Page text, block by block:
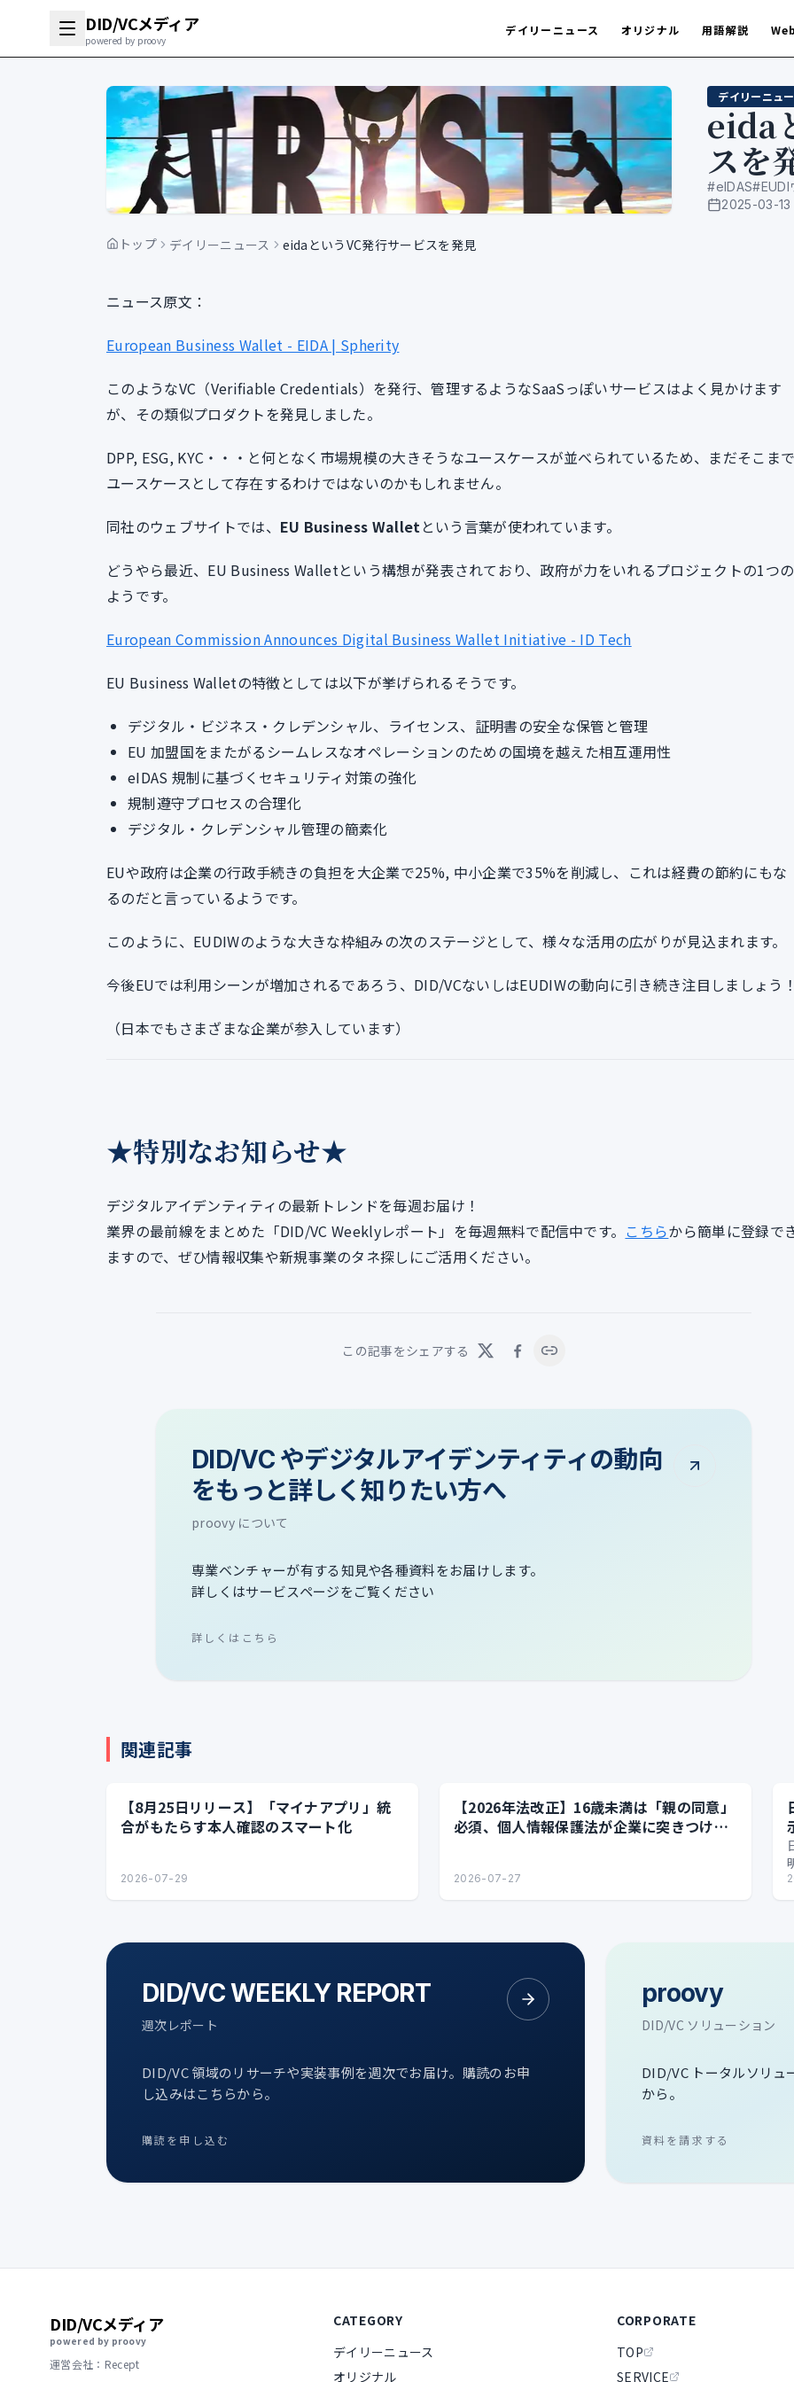
DID/VCメディア
powered by proovy
デイリーニュース オリジナル 用語解説
デイリーニュ
eida
スを
#eIDAS#EUDI
公開日
2025-03-13
トップ デイリーニュース eidaというVC発行サービスを発見
ニュース原文：
European Business Wallet - EIDA | Spherity
このようなVC（Verifiable Credentials）を発行、管理するようなSaaSっぽいサービスはよく見かけます
が、その類似プロダクトを発見しました。
DPP, ESG, KYC・・・と何となく市場規模の大きそうなユースケースが並べられているため、まだそこま
ユースケースとして存在するわけではないのかもしれません。
同社のウェブサイトでは、 EU Business Walletという言葉が使われています。
どうやら最近、EU Business Walletという構想が発表されており、政府が力をいれるプロジェクトの1つの
ようです。
European Commission Announces Digital Business Wallet Initiative - ID Tech
EU Business Walletの特徴としては以下が挙げられるそうです。
デジタル・ビジネス・クレデンシャル、ライセンス、証明書の安全な保管と管理
EU 加盟国をまたがるシームレスなオペレーションのための国境を越えた相互運用性
eIDAS 規制に基づくセキュリティ対策の強化
規制遵守プロセスの合理化
デジタル・クレデンシャル管理の簡素化
EUや政府は企業の行政手続きの負担を大企業で25%, 中小企業で35%を削減し、これは経費の節約にもな
るのだと言っているようです。
このように、EUDIWのような大きな枠組みの次のステージとして、様々な活用の広がりが見込まれます。
今後EUでは利用シーンが増加されるであろう、DID/VCないしはEUDIWの動向に引き続き注目しましょう
（日本でもさまざまな企業が参入しています）
★特別なお知らせ★
デジタルアイデンティティの最新トレンドを毎週お届け！
業界の最前線をまとめた「DID/VC Weeklyレポート」を毎週無料で配信中です。 こちらから簡単に登録で
ますので、ぜひ情報収集や新規事業のタネ探しにご活用ください。
この記事をシェアする
DID/VC やデジタルアイデンティティの動向
をもっと詳しく知りたい方へ
proovy について
専業ベンチャーが有する知見や各種資料をお届けします。
詳しくはサービスページをご覧ください
詳しくはこちら
関連記事
【8月25日リリース】「マイナアプリ」統
合がもたらす本人確認のスマート化
2026-07-29
【2026年法改正】16歳未満は「親の同意」
必須、個人情報保護法が企業に突きつける
2026-07-27
DID/VC WEEKLY REPORT
週次レポート
DID/VC 領域のリサーチや実装事例を週次でお届け。購読のお申
し込みはこちらから。
購読を申し込む
proovy
DID/VC ソリューション
DID/VC トータルソリ
から。
資料を請求する
DID/VCメディア
powered by proovy
運営会社：Recept
CATEGORY
デイリーニュース
オリジナル
CORPORATE
TOP
SERVICE